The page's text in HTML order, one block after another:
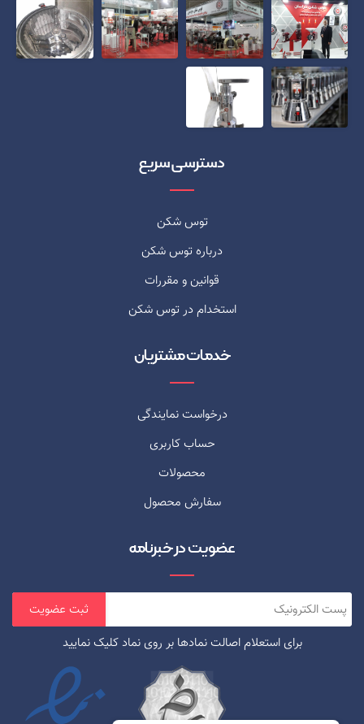
دسترسی سریع
توس شکن
درباره توس شکن
قوانین و مقررات
استخدام در توس شکن
خدمات مشتریان
درخواست نمایندگی
حساب کاربری
محصولات
سفارش محصول
عضویت در خبرنامه
برای استعلام اصالت نمادها بر روی نماد کلیک نمایید